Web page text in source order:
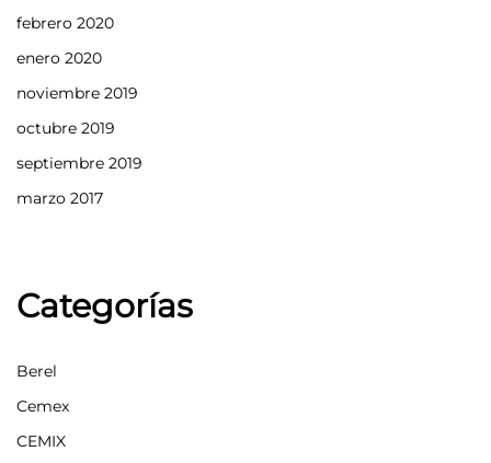
febrero 2020
enero 2020
noviembre 2019
octubre 2019
septiembre 2019
marzo 2017
Categorías
Berel
Cemex
CEMIX